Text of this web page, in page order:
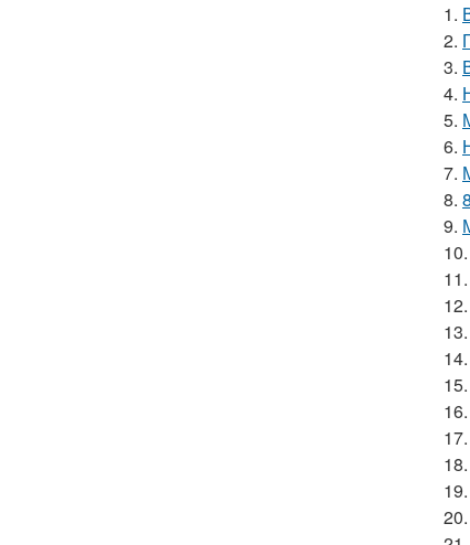
1.
2.
3.
4.
5.
6.
7.
8.
9.
10.
11.
12.
13.
14.
15.
16.
17.
18.
19.
20.